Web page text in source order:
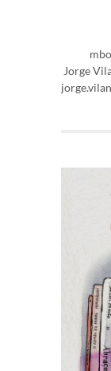
Jorge